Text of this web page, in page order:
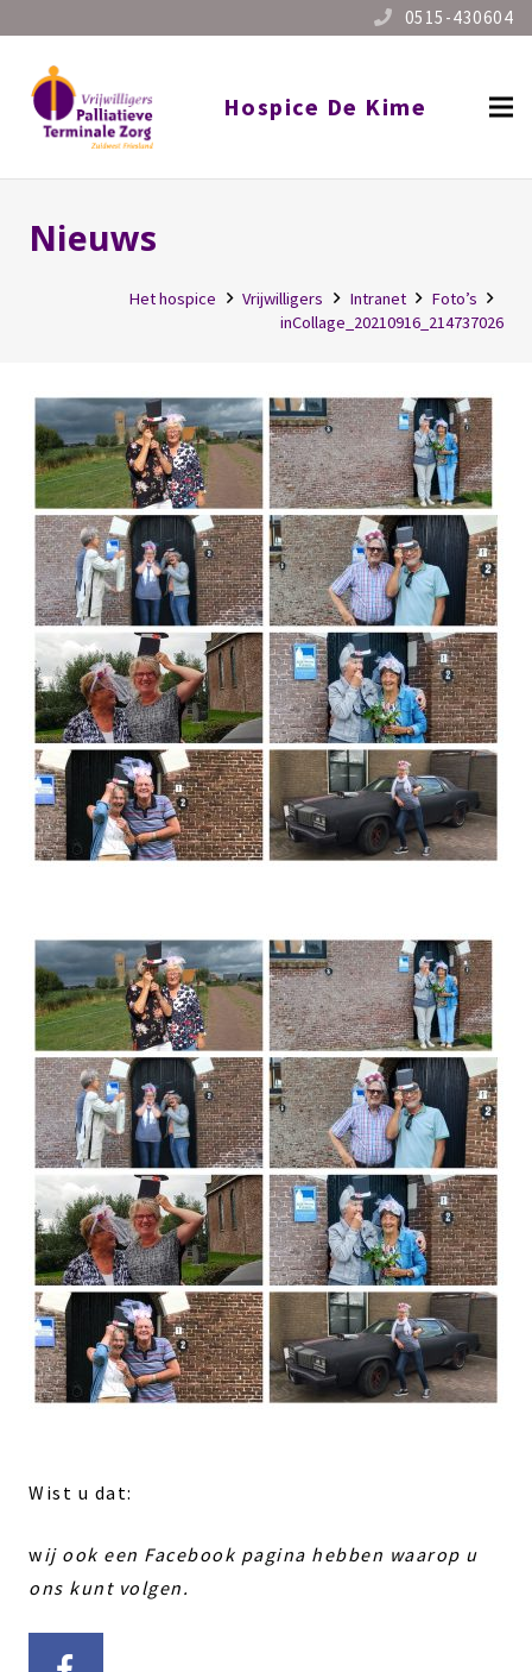
0515-430604
Hospice De Kime
Nieuws
Het hospice Vrijwilligers Intranet
Foto’s
inCollage_20210916_214737026
Wist u dat:
wij ook een Facebook pagina hebben waarop u
ons kunt volgen.